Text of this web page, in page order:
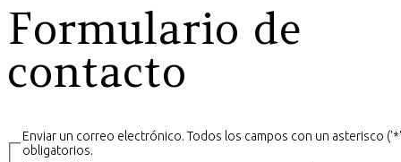
Formulario de
contacto
Enviar un correo electrónico. Todos los campos con un asterisco
obligatorios.